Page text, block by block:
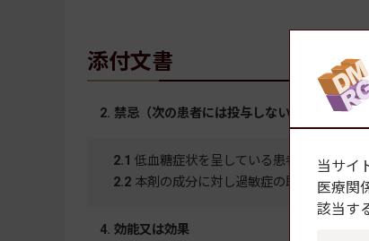
添付文書
2. 禁忌（次の患者には投与しないこと）
2.1 低血糖症状を呈している患者［11.1.1 参
2.2本剤の成分に対し過敏症の既往歴のある
4. 効能又は効果
当サイ
医療関
該当す